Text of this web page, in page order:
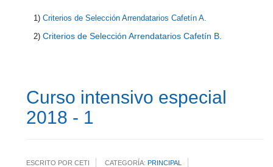
1) Criterios de Selección Arrendatarios Cafetín A.
2) Criterios de Selección Arrendatarios Cafetín B.
Curso intensivo especial
2018 - 1
ESCRITO POR CETI CATEGORÍA: PRINCIPAL